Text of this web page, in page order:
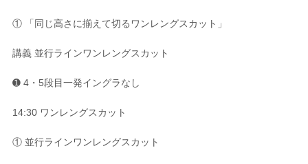
① 「同じ高さに揃えて切るワンレングスカット」
講義 並行ラインワンレングスカット
➊ 4・5段目一発イングラなし
14:30 ワンレングスカット
① 並行ラインワンレングスカット